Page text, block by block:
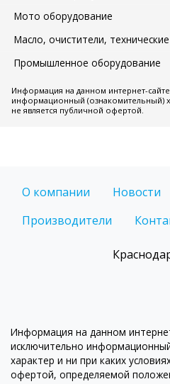
Мото оборудование
Масло, очистители,
Промышленное оборудование
Информация на данном интернет-
информационный (ознакомительный)
не является публичной офертой.
О компании Новости
Производители
Информация на данном
исключительно
характер и ни при каких
офертой, определяемой